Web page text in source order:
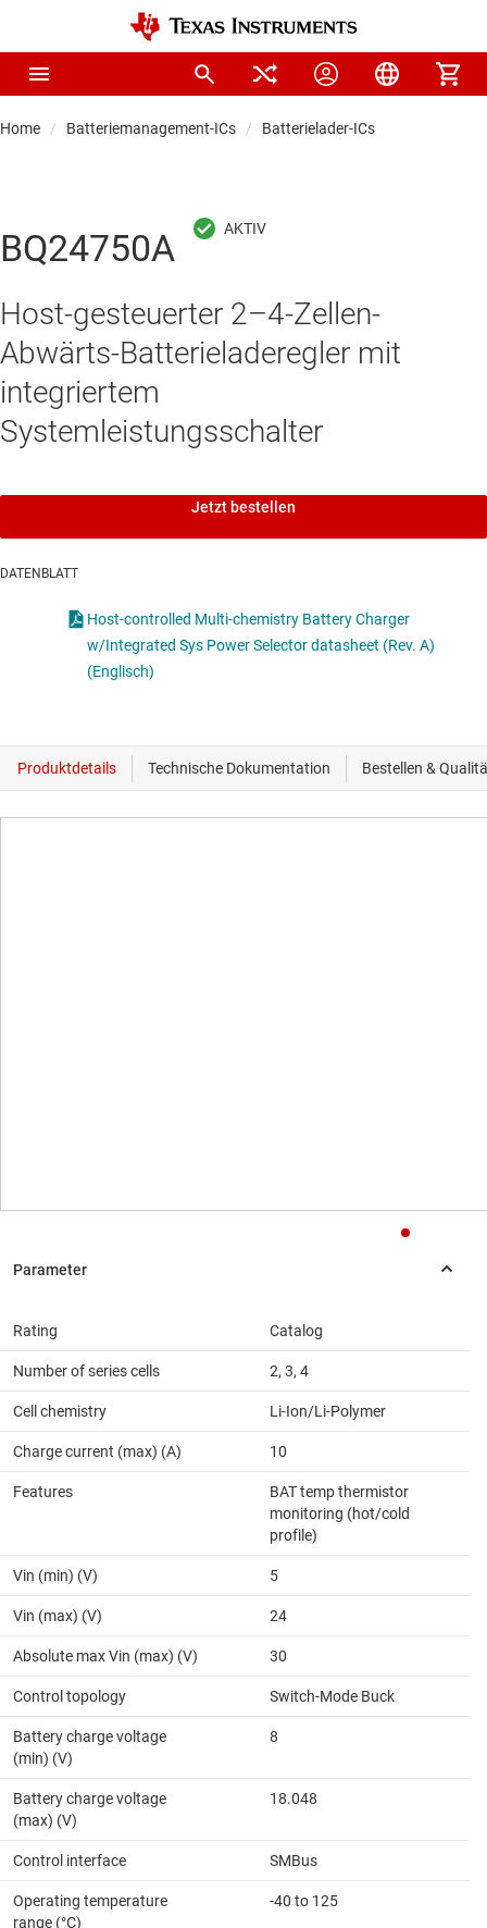
Home Batteriemanagement-ICs Batterielader-ICs
BQ24750A
Host-gesteuerter 2–4-Zellen-
Abwärts-Batterieladeregler mit
integriertem
Systemleistungsschalter
Jetzt bestellen
DATENBLATT
Host-controlled Multi-chemistry Battery Charger
w/Integrated Sys Power Selector datasheet (Rev. A)
(Englisch)
Rating Catalog
Number of series cells 2, 3, 4
Cell chemistry Li-Ion/Li-Polymer
Charge current (max) (A) 10
Features
BAT temp thermistor
monitoring (hot/cold
profile)
Vin (min) (V) 5
Vin (max) (V) 24
Absolute max Vin (max) (V) 30
Control topology Switch-Mode Buck
Battery charge voltage
(min) (V)
8
Battery charge voltage
(max) (V)
18.048
Control interface SMBus
Operating temperature
range (°C)
-40 to 125